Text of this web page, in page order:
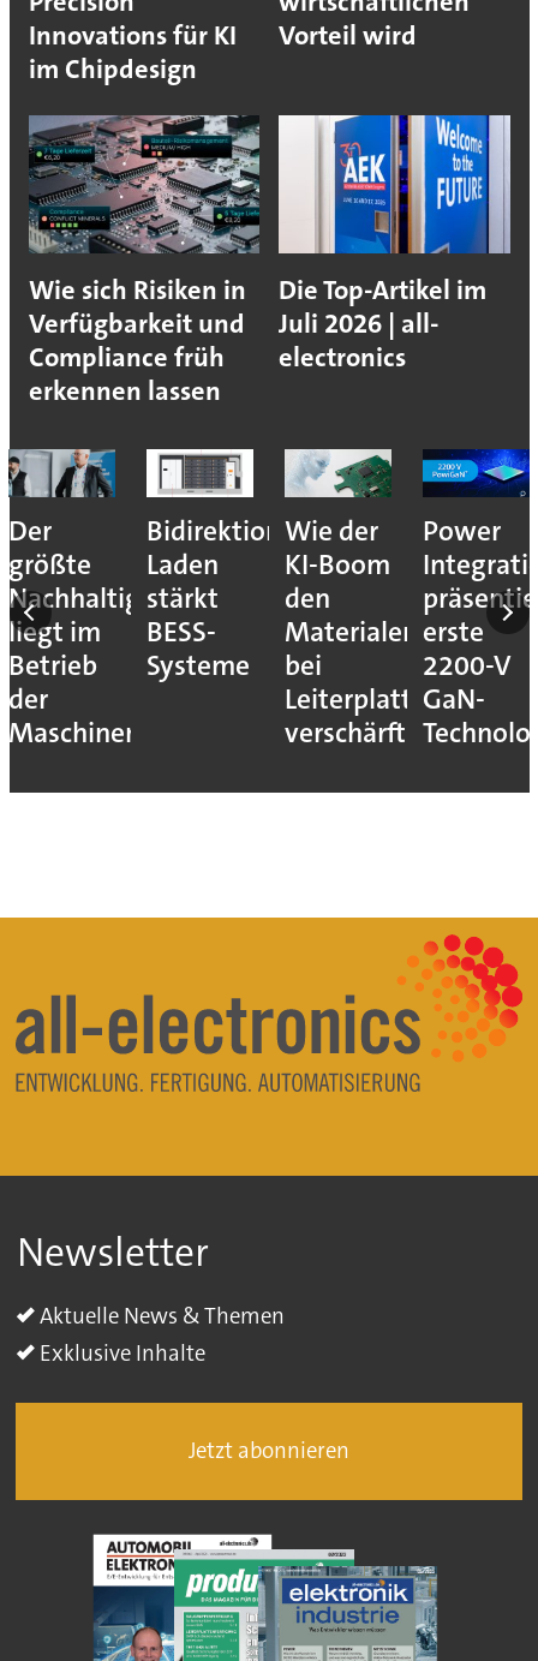
Innovations für KI
im Chipdesign
Vorteil wird
Wie sich Risiken in
Verfügbarkeit und
Compliance früh
erkennen lassen
Die Top-Artikel im
Juli 2026 | all-
electronics
Der
größte
Nachhaltigkeitshebel
liegt im
Betrieb
der
Maschinen
Bidirektionales
Laden
stärkt
BESS-
Systeme
Wie der
KI-Boom
den
Materialengpass
bei
Leiterplatten
verschärft
Power
erste
2200-V
GaN-
Newsletter
Aktuelle News & Themen
Exklusive Inhalte
Jetzt abonnieren